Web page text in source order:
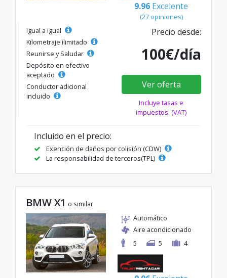
9.96 Excelente
(27 opiniones)
Igual a igual
Kilometraje ilimitado
Reunirse y Saludar
Depósito en efectivo
aceptado
Conductor adicional
incluido
Precio desde:
100€/día
Ver oferta
Incluye tasas e
impuestos. (VAT)
Incluido en el precio:
Exención de daños por colisión (CDW)
La responsabilidad de terceros(TPL)
BMW X1 o similar
Automático
Aire acondicionado
5
5 4